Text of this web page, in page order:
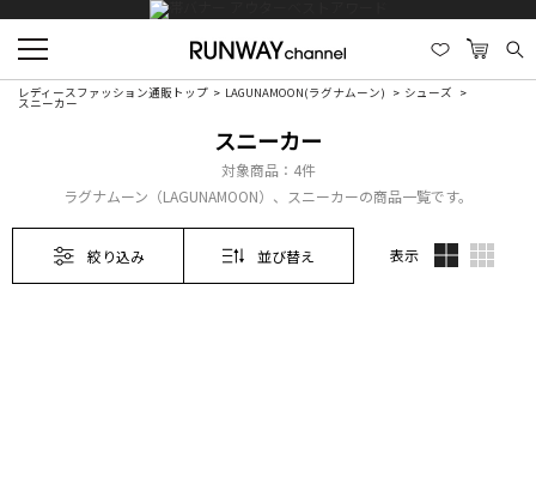
レディースファッション通販トップ LAGUNAMOON(ラグナムーン) シューズ
スニーカー
スニーカー
対象商品： 4件
ラグナムーン（LAGUNAMOON）、スニーカーの商品一覧です。
絞り込み 並び替え 表示